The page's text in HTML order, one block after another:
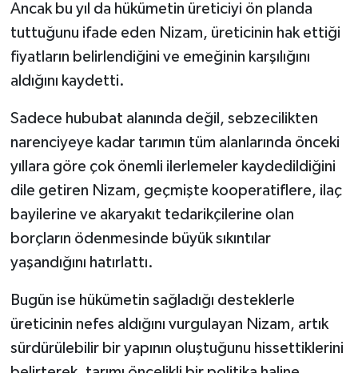
Ancak bu yıl da hükümetin üreticiyi ön planda
tuttuğunu ifade eden Nizam, üreticinin hak ettiği
fiyatların belirlendiğini ve emeğinin karşılığını
aldığını kaydetti.
Sadece hububat alanında değil, sebzecilikten
narenciyeye kadar tarımın tüm alanlarında önceki
yıllara göre çok önemli ilerlemeler kaydedildiğini
dile getiren Nizam, geçmişte kooperatiflere, ilaç
bayilerine ve akaryakıt tedarikçilerine olan
borçların ödenmesinde büyük sıkıntılar
yaşandığını hatırlattı.
Bugün ise hükümetin sağladığı desteklerle
üreticinin nefes aldığını vurgulayan Nizam, artık
sürdürülebilir bir yapının oluştuğunu hissettiklerini